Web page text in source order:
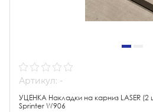
Артикул: -
УЦЕНКА Накладки на карниз LASER
Sprinter W906